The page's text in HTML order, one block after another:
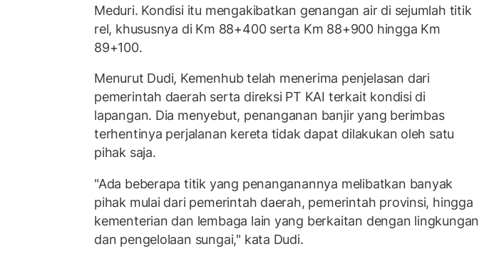
Meduri. Kondisi itu mengakibatkan genangan air di sejumlah titik
rel, khususnya di Km 88+400 serta Km 88+900 hingga Km
89+100.
Menurut Dudi, Kemenhub telah menerima penjelasan dari
pemerintah daerah serta direksi PT KAI terkait kondisi di
lapangan. Dia menyebut, penanganan banjir yang berimbas
terhentinya perjalanan kereta tidak dapat dilakukan oleh satu
pihak saja.
"Ada beberapa titik yang penanganannya melibatkan banyak
pihak mulai dari pemerintah daerah, pemerintah provinsi, hingga
kementerian dan lembaga lain yang berkaitan dengan lingkungan
dan pengelolaan sungai," kata Dudi.